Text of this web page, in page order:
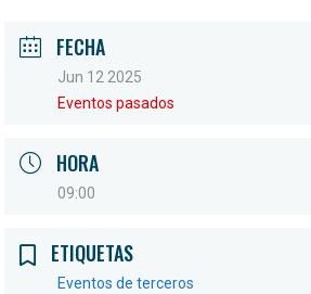
FECHA
Jun 12 2025
Eventos pasados
HORA
09:00
ETIQUETAS
Eventos de terceros